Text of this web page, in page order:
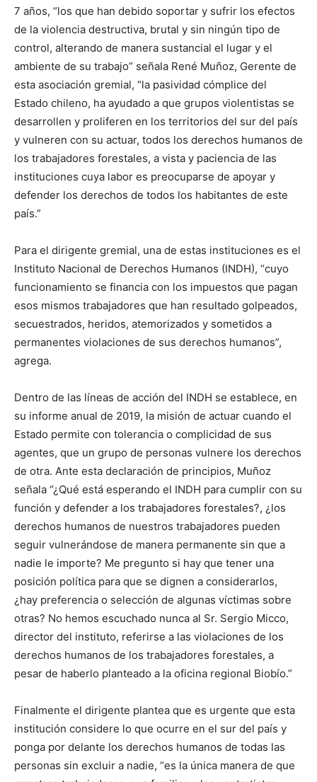
7 años, “los que han debido soportar y sufrir los efectos
de la violencia destructiva, brutal y sin ningún tipo de
control, alterando de manera sustancial el lugar y el
ambiente de su trabajo” señala René Muñoz, Gerente de
esta asociación gremial, “la pasividad cómplice del
Estado chileno, ha ayudado a que grupos violentistas se
desarrollen y proliferen en los territorios del sur del país
y vulneren con su actuar, todos los derechos humanos de
los trabajadores forestales, a vista y paciencia de las
instituciones cuya labor es preocuparse de apoyar y
defender los derechos de todos los habitantes de este
país.”
Para el dirigente gremial, una de estas instituciones es el
Instituto Nacional de Derechos Humanos (INDH), “cuyo
funcionamiento se financia con los impuestos que pagan
esos mismos trabajadores que han resultado golpeados,
secuestrados, heridos, atemorizados y sometidos a
permanentes violaciones de sus derechos humanos”,
agrega.
Dentro de las líneas de acción del INDH se establece, en
su informe anual de 2019, la misión de actuar cuando el
Estado permite con tolerancia o complicidad de sus
agentes, que un grupo de personas vulnere los derechos
de otra. Ante esta declaración de principios, Muñoz
señala “¿Qué está esperando el INDH para cumplir con su
función y defender a los trabajadores forestales?, ¿los
derechos humanos de nuestros trabajadores pueden
seguir vulnerándose de manera permanente sin que a
nadie le importe? Me pregunto si hay que tener una
posición política para que se dignen a considerarlos,
¿hay preferencia o selección de algunas víctimas sobre
otras? No hemos escuchado nunca al Sr. Sergio Micco,
director del instituto, referirse a las violaciones de los
derechos humanos de los trabajadores forestales, a
pesar de haberlo planteado a la oficina regional Biobío.”
Finalmente el dirigente plantea que es urgente que esta
institución considere lo que ocurre en el sur del país y
ponga por delante los derechos humanos de todas las
personas sin excluir a nadie, “es la única manera de que